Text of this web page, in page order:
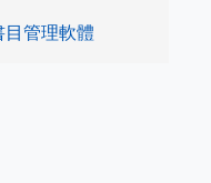
管理軟體